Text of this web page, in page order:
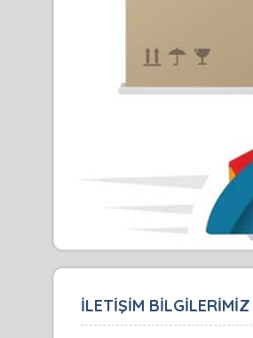
İLETİŞİM BİLGİLERİMİZ